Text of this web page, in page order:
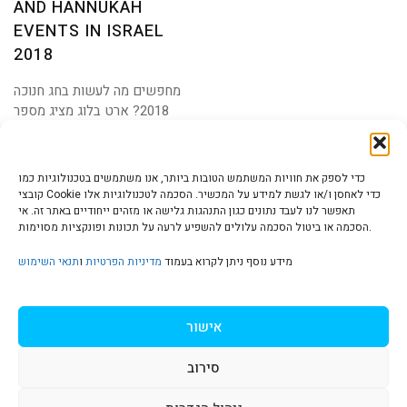
כדי לספק את חוויות המשתמש הטובות ביותר, אנו משתמשים בטכנולוגיות כמו
קובצי Cookie כדי לאחסן ו/או לגשת למידע על המכשיר. הסכמה לטכנולוגיות אלו
תאפשר לנו לעבד נתונים כגון התנהגות גלישה או מזהים ייחודיים באתר זה. אי
הסכמה או ביטול הסכמה עלולים להשפיע לרעה על תכונות ופונקציות מסוימות.
מידע נוסף ניתן לקרוא בעמוד מדיניות הפרטיות ותנאי השימוש
אישור
סירוב
AND HANNUKAH
EVENTS IN ISRAEL
2018
מחפשים מה לעשות בחג חנוכה
2018? ארט בלוג מציג מספר
הצהרת נגישות | Accessibility